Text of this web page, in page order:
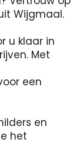
Wijgmaal.
u klaar in
Met
een
en
het